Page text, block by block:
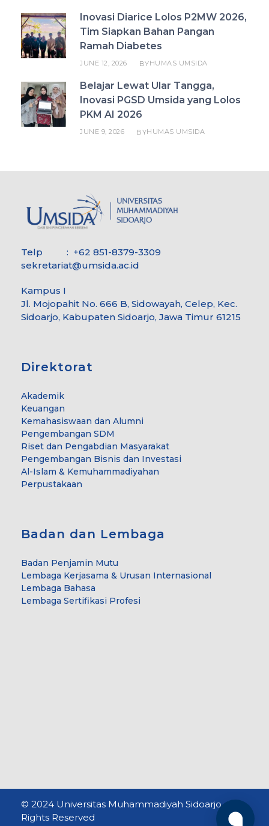
Inovasi Diarice Lolos P2MW 2026,
Tim Siapkan Bahan Pangan
Ramah Diabetes
JUNE 12, 2026 BYHUMAS UMSIDA
Belajar Lewat Ular Tangga,
Inovasi PGSD Umsida yang Lolos
PKM AI 2026
JUNE 9, 2026 BYHUMAS UMSIDA
Telp : +62 851-8379-3309
sekretariat@umsida.ac.id
Kampus I
Jl. Mojopahit No. 666 B, Sidowayah, Celep, Kec.
Sidoarjo, Kabupaten Sidoarjo, Jawa Timur 61215
Direktorat
Akademik
Keuangan
Kemahasiswaan dan Alumni
Pengembangan SDM
Riset dan Pengabdian Masyarakat
Pengembangan Bisnis dan Investasi
Al-Islam & Kemuhammadiyahan
Perpustakaan
Badan dan Lembaga
Badan Penjamin Mutu
Lembaga Kerjasama & Urusan Internasional
Lembaga Bahasa
Lembaga Sertifikasi Profesi
© 2024 Universitas Muhammadiyah Sidoarjo. All
Rights Reserved